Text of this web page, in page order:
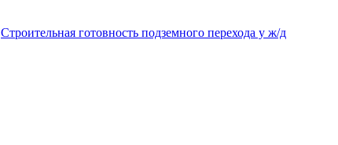
Строительная готовность подземного перехода у ж/д